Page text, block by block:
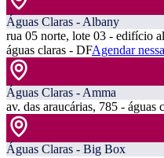
Águas Claras - Albany
rua 05 norte, lote 03 - edifício
águas claras - DFAgendar
Águas Claras - Amma
av. das araucárias, 785 - águas
Águas Claras - Big Box